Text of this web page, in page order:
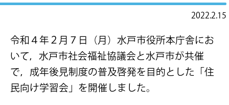
2022.2.15
令和４年２月７日（月）水戸市役所本庁舎にお
いて，水戸市社会福祉協議会と水戸市が共催
で，成年後見制度の普及啓発を目的とした「住
民向け学習会」を開催しました。